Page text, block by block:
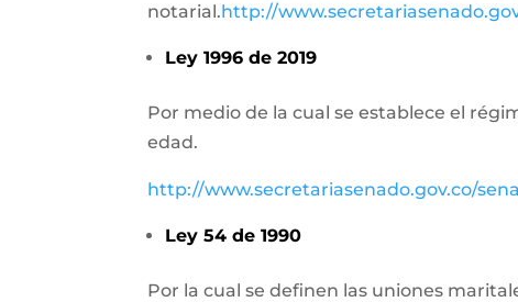
notarial.http://
Ley 1996 de 2019
Por medio de la cual se establece el
edad.
http://www.secretariasenado.gov.co/
Ley 54 de 1990
Por la cual se definen las uniones